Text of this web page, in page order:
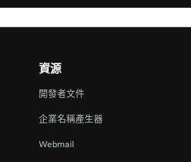
資源
開發者文件
企業名稱產生器
Webmail